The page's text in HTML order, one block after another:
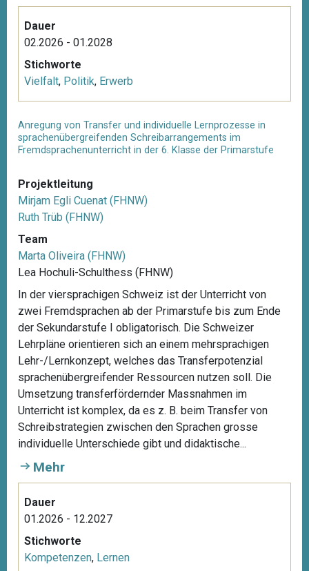
Dauer
02.2026 - 01.2028
Stichworte
Vielfalt, Politik, Erwerb
Anregung von Transfer und individuelle Lernprozesse in
sprachenübergreifenden Schreibarrangements im
Fremdsprachenunterricht in der 6. Klasse der Primarstufe
Projektleitung
Mirjam Egli Cuenat (FHNW)
Ruth Trüb (FHNW)
Team
Marta Oliveira (FHNW)
Lea Hochuli-Schulthess (FHNW)
In der viersprachigen Schweiz ist der Unterricht von
zwei Fremdsprachen ab der Primarstufe bis zum Ende
der Sekundarstufe I obligatorisch. Die Schweizer
Lehrpläne orientieren sich an einem mehrsprachigen
Lehr-/Lernkonzept, welches das Transferpotenzial
sprachenübergreifender Ressourcen nutzen soll. Die
Umsetzung transferfördernder Massnahmen im
Unterricht ist komplex, da es z. B. beim Transfer von
Schreibstrategien zwischen den Sprachen grosse
individuelle Unterschiede gibt und didaktische...
Mehr
Dauer
01.2026 - 12.2027
Stichworte
Kompetenzen, Lernen